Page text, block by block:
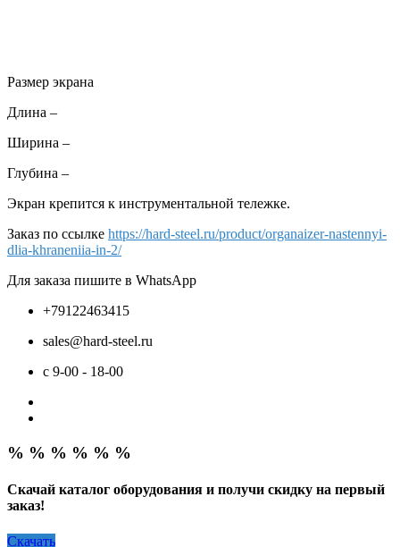
Размер экрана
Длина –
Ширина –
Глубина –
Экран крепится к инструментальной тележке.
Заказ по ссылке https://hard-steel.ru/product/organaizer-nastennyi-
dlia-khraneniia-in-2/
Для заказа пишите в WhatsApp
+79122463415
sales@hard-steel.ru
c 9-00 - 18-00
% % % % % %
Скачай каталог оборудования и получи скидку на первый
заказ!
Скачать